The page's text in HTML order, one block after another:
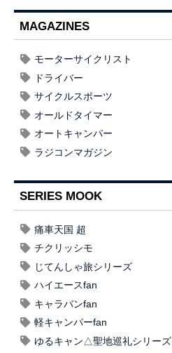
MAGAZINES
モーターサイクリスト
ドライバー
サイクルスポーツ
オールドタイマー
オートキャンパー
ラジコンマガジン
SERIES MOOK
痛車天国 超
チクリッシモ
じてんしゃ旅シリーズ
ハイエースfan
キャラバンfan
軽キャンパーfan
ゆるキャン△聖地巡礼シリーズ